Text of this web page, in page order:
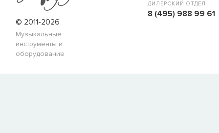
© 2011-2026
Музыкальные
инструменты и
оборудование
ДИЛЕРСКИЙ ОТДЕЛ
8 (495) 988 99 61